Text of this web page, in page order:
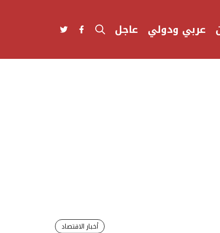
عربي ودولي عاجل
أخبار الاقتصاد